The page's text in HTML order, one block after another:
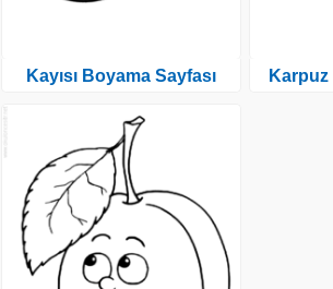
Kayısı Boyama Sayfası Karpuz